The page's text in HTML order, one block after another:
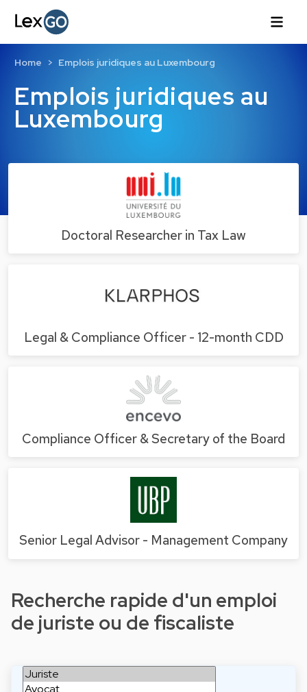
Emplois juridiques au
Luxembourg
Home Emplois juridiques au Luxembourg
Doctoral Researcher in Tax Law
Legal & Compliance Officer - 12-month CDD
Compliance Officer & Secretary of the Board
Senior Legal Advisor - Management Company
Recherche rapide d'un emploi
de juriste ou de fiscaliste